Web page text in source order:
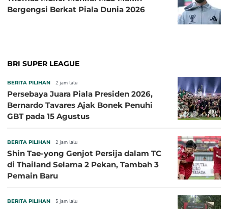
Bergengsi Berkat Piala Dunia 2026
BRI SUPER LEAGUE
BERITA PILIHAN 2 jam lalu
Persebaya Juara Piala Presiden 2026,
Bernardo Tavares Ajak Bonek Penuhi
GBT pada 15 Agustus
BERITA PILIHAN 2 jam lalu
Shin Tae-yong Genjot Persija dalam TC
di Thailand Selama 2 Pekan, Tambah 3
Pemain Baru
BERITA PILIHAN 3 jam lalu